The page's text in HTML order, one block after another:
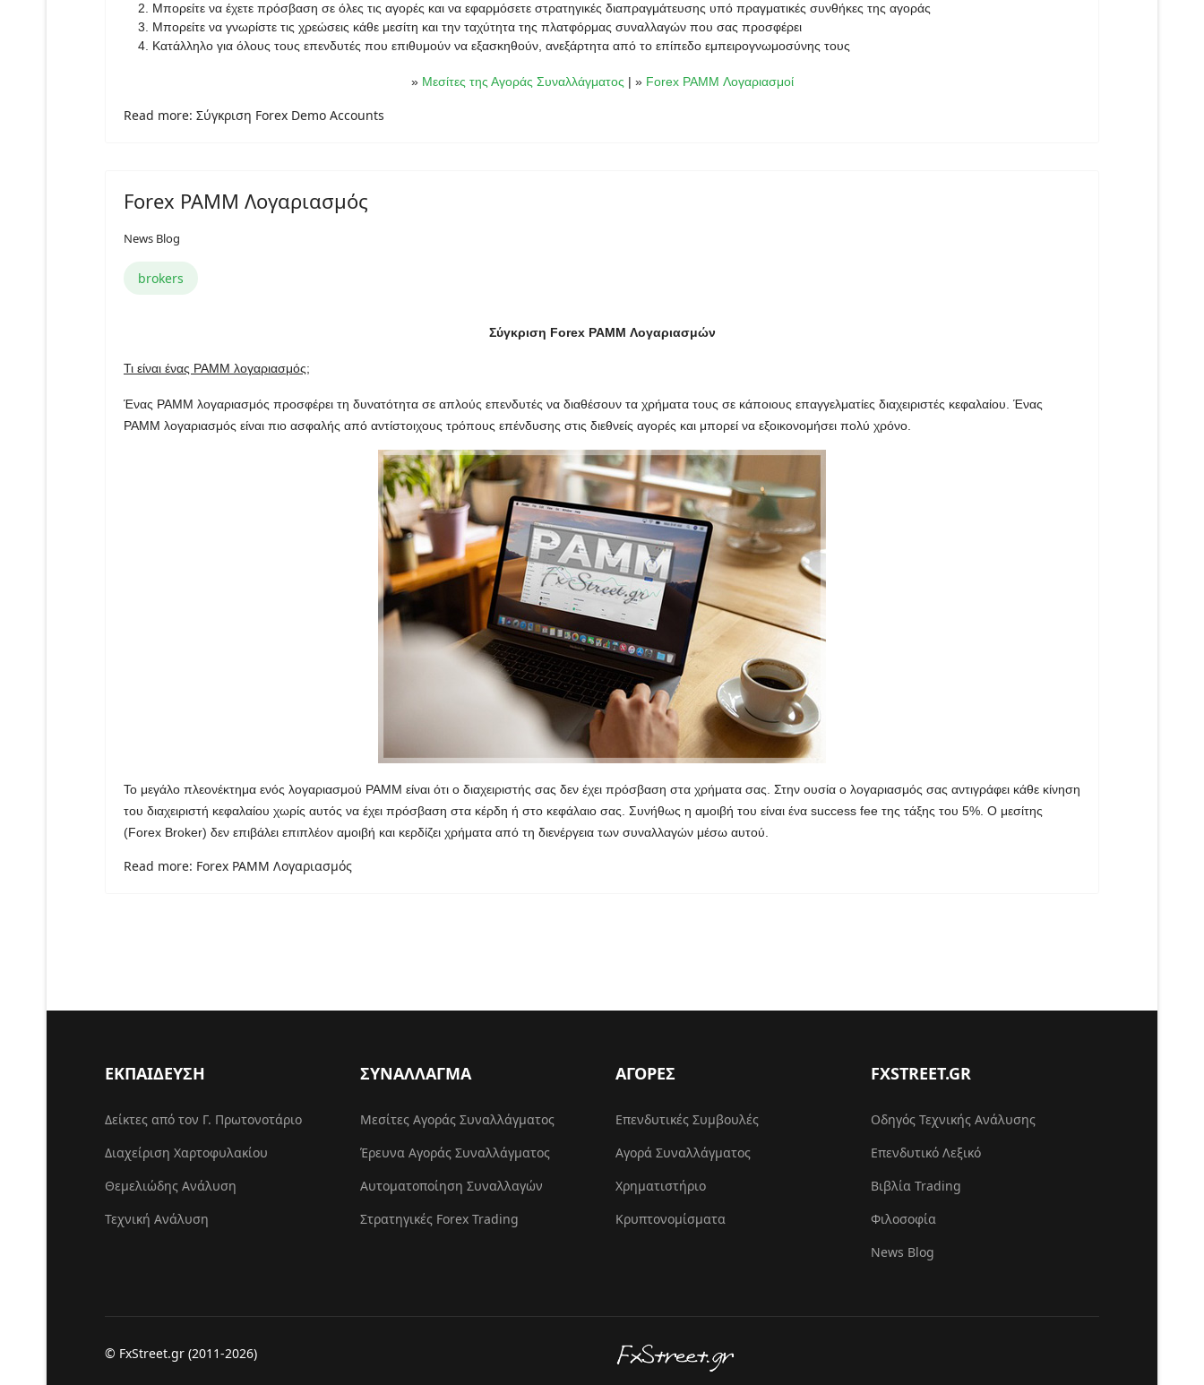
Μπορείτε να έχετε πρόσβαση σε όλες τις αγορές και να εφαρμόσετε στρατηγικές διαπραγμάτευσης υπό πραγματικές συνθήκες της αγοράς
Μπορείτε να γνωρίστε τις χρεώσεις κάθε μεσίτη και την ταχύτητα της πλατφόρμας συναλλαγών που σας προσφέρει
Κατάλληλο για όλους τους επενδυτές που επιθυμούν να εξασκηθούν, ανεξάρτητα από το επίπεδο εμπειρογνωμοσύνης τους
» Μεσίτες της Αγοράς Συναλλάγματος | » Forex PAMM Λογαριασμοί
Read more: Σύγκριση Forex Demo Accounts
Forex PAMM Λογαριασμός
News Blog
brokers
Σύγκριση Forex PAMM Λογαριασμών
Τι είναι ένας PAMM λογαριασμός;
Ένας PAMM λογαριασμός προσφέρει τη δυνατότητα σε απλούς επενδυτές να διαθέσουν τα χρήματα τους σε κάποιους επαγγελματίες διαχειριστές κεφαλαίου. Ένας
PAMM λογαριασμός είναι πιο ασφαλής από αντίστοιχους τρόπους επένδυσης στις διεθνείς αγορές και μπορεί να εξοικονομήσει πολύ χρόνο.
Το μεγάλο πλεονέκτημα ενός λογαριασμού PAMM είναι ότι ο διαχειριστής σας δεν έχει πρόσβαση στα χρήματα σας. Στην ουσία ο λογαριασμός σας αντιγράφει κάθε κίνηση
του διαχειριστή κεφαλαίου χωρίς αυτός να έχει πρόσβαση στα κέρδη ή στο κεφάλαιο σας. Συνήθως η αμοιβή του είναι ένα success fee της τάξης του 5%. Ο μεσίτης
(Forex Broker) δεν επιβάλει επιπλέον αμοιβή και κερδίζει χρήματα από τη διενέργεια των συναλλαγών μέσω αυτού.
Read more: Forex PAMM Λογαριασμός
ΕΚΠΑΙΔΕΥΣΗ
Δείκτες από τον Γ. Πρωτονοτάριο
Διαχείριση Χαρτοφυλακίου
Θεμελιώδης Ανάλυση
Τεχνική Ανάλυση
ΣΥΝΑΛΛΑΓΜΑ
Μεσίτες Αγοράς Συναλλάγματος
Έρευνα Αγοράς Συναλλάγματος
Αυτοματοποίηση Συναλλαγών
Στρατηγικές Forex Trading
ΑΓΟΡΕΣ
Επενδυτικές Συμβουλές
Αγορά Συναλλάγματος
Χρηματιστήριο
Κρυπτονομίσματα
FXSTREET.GR
Οδηγός Τεχνικής Ανάλυσης
Επενδυτικό Λεξικό
Βιβλία Trading
Φιλοσοφία
News Blog
© FxStreet.gr (2011-2026)